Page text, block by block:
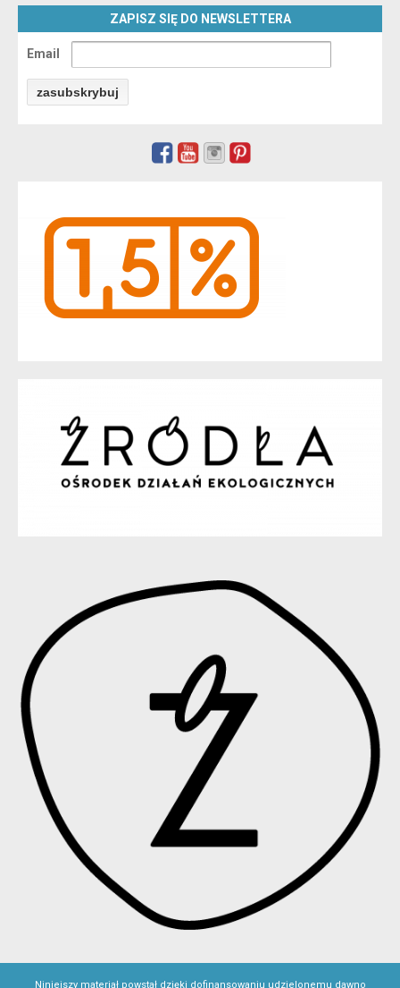
ZAPISZ SIĘ DO NEWSLETTERA
Email
Niniejszy materiał powstał dzięki dofinansowaniu udzielonemu dawno